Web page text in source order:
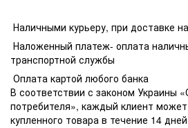
Наличными курьеру, при доставке
Наложенный платеж- оплата
транспортной службы
Оплата картой любого банка
В соответствии с законом Украины
потребителя», каждый клиент
купленного товара в течение 14